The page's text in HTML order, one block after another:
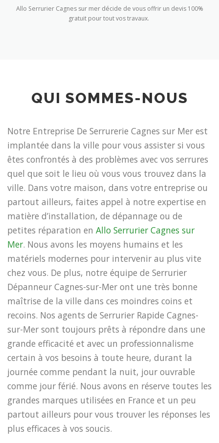
Allo Serrurier Cagnes sur mer décide de vous offrir un devis 100%
gratuit pour tout vos travaux.
QUI SOMMES-NOUS
Notre Entreprise De Serrurerie Cagnes sur Mer est
implantée dans la ville pour vous assister si vous
êtes confrontés à des problèmes avec vos serrures
quel que soit le lieu où vous vous trouvez dans la
ville. Dans votre maison, dans votre entreprise ou
partout ailleurs, faites appel à notre expertise en
matière d’installation, de dépannage ou de
petites réparation en Allo Serrurier Cagnes sur
Mer. Nous avons les moyens humains et les
matériels modernes pour intervenir au plus vite
chez vous. De plus, notre équipe de Serrurier
Dépanneur Cagnes-sur-Mer ont une très bonne
maîtrise de la ville dans ces moindres coins et
recoins. Nos agents de Serrurier Rapide Cagnes-
sur-Mer sont toujours prêts à répondre dans une
grande efficacité et avec un professionnalisme
certain à vos besoins à toute heure, durant la
journée comme pendant la nuit, jour ouvrable
comme jour férié. Nous avons en réserve toutes les
grandes marques utilisées en France et un peu
partout ailleurs pour vous trouver les réponses les
plus efficaces à vos soucis.